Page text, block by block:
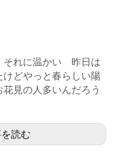
れに温かい 昨日は
けどやっと春らしい陽
見の人多いんだろう
読む